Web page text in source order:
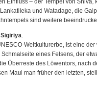
Einfluss – der Tempel von Shiva,
und Watadage, die
sind weitere
.
Weltkulturerbe, ist eine
eines Felsens, der
Überreste des Löwentors, nach
Maul man früher den letzten,